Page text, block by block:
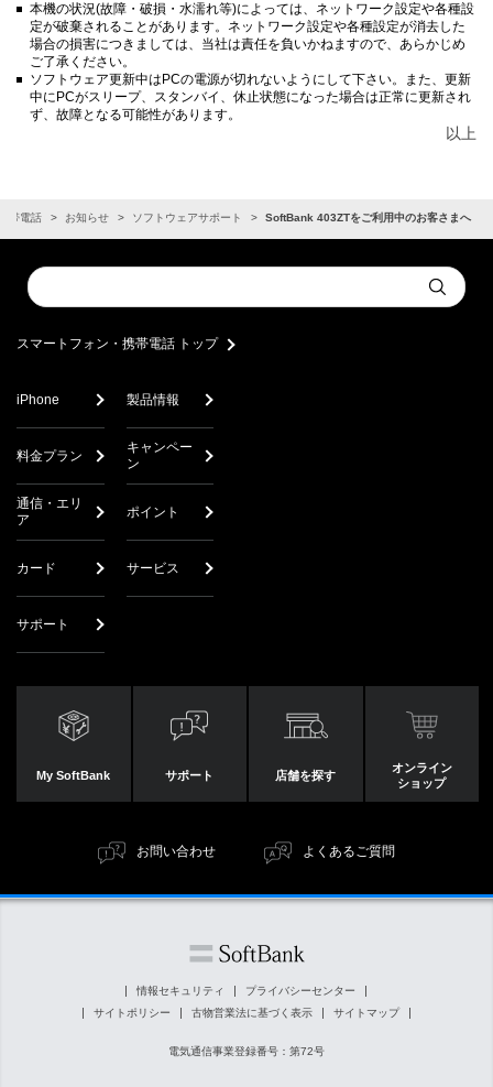
本機の状況(故障・破損・水濡れ等)によっては、ネットワーク設定や各種設
定が破棄されることがあります。ネットワーク設定や各種設定が消去した
場合の損害につきましては、当社は責任を負いかねますので、あらかじめ
ご了承ください。
ソフトウェア更新中はPCの電源が切れないようにして下さい。また、更新
中にPCがスリープ、スタンバイ、休止状態になった場合は正常に更新され
ず、故障となる可能性があります。
以上
帯電話 お知らせ ソフトウェアサポート SoftBank 403ZTをご利用中のお客さまへ
Conduct
a
Submit
スマートフォン・携帯電話 トップ
iPhone 製品情報
料金プラン
キャンペー
ン
通信・エリ
ア
ポイント
カード サービス
サポート
My SoftBank サポート 店舗を探す
オンライン
ショップ
お問い合わせ よくあるご質問
情報セキュリティ
プライバシーセンター
サイトポリシー
古物営業法に基づく表示 サイトマップ
電気通信事業登録番号：第72号